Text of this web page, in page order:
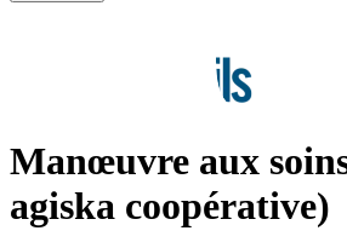
Manœuvre aux
agiska coopérative)